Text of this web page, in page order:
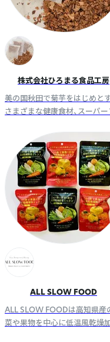
株式会社ひろまる食品工房
美の国秋田で菊芋をはじめと
さまざまな健康食材、スーパー
の健やかな日々を支えることを
に描いて栽培に取り組んでい
す。
ALL SLOW FOOD
ALL SLOW FOODは高知県産
菜や果物を中心に低温風乾燥